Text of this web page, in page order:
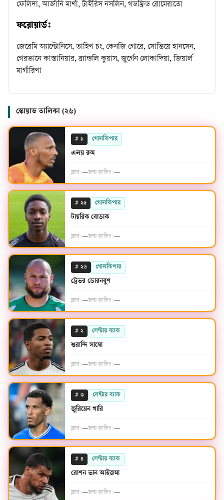
ফেলিদা, আর্জানি মার্থা, টাইরিস নসলিন, গডফ্রিড রোমেরাতো
ফরোয়ার্ড:
জেরেমি অ্যান্টোনিসে, তাহিথ চং, কেনজি গোরে, সোন্তিয়ে হানসেন,
গেরভানে কাস্তানিয়ার, ব্র্যান্ডলি কুয়াস, জুর্গেন লোকাদিয়া, জিয়ার্ল
মার্গারিথা
স্কোয়াড তালিকা (২৬)
# ১ গোলকিপার
এলয় রুম
ক্লাব:—জন্ম তারিখ:—
# ২৫ গোলকিপার
টায়রিক বোডাক
ক্লাব:—জন্ম তারিখ:—
# ২৬ গোলকিপার
ট্রেভর ডোরনবুশ
ক্লাব:—জন্ম তারিখ:—
# ২ সেন্টার ব্যাক
শুরান্দি সাম্বো
ক্লাব:—জন্ম তারিখ:—
# ৩ সেন্টার ব্যাক
জুরিয়েন গারি
ক্লাব:—জন্ম তারিখ:—
# ৪ সেন্টার ব্যাক
রোশন ভান আইজমা
ক্লাব:—জন্ম তারিখ:—